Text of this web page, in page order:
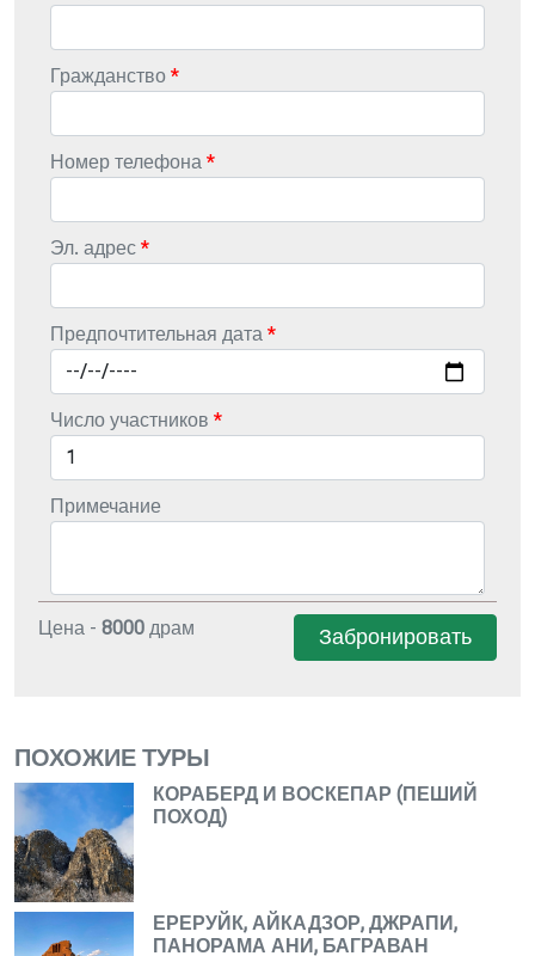
Гражданство
Номер телефона
Эл. адрес
Предпочтительная дата
Число участников
Примечание
Цена - 8000 драм Забронировать
ПОХОЖИЕ ТУРЫ
КОРАБЕРД И ВОСКЕПАР (ПЕШИЙ
ПОХОД)
ЕРЕРУЙК, АЙКАДЗОР, ДЖРАПИ,
ПАНОРАМА АНИ, БАГРАВАН